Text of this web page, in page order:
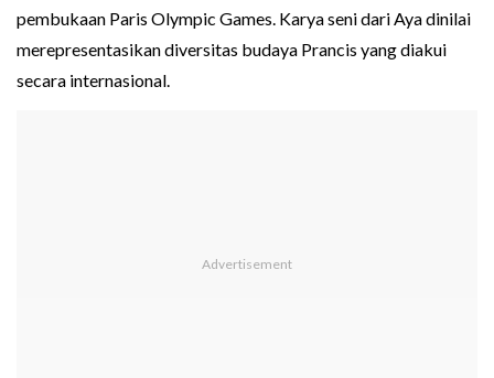
pembukaan Paris Olympic Games. Karya seni dari Aya dinilai
merepresentasikan diversitas budaya Prancis yang diakui
secara internasional.